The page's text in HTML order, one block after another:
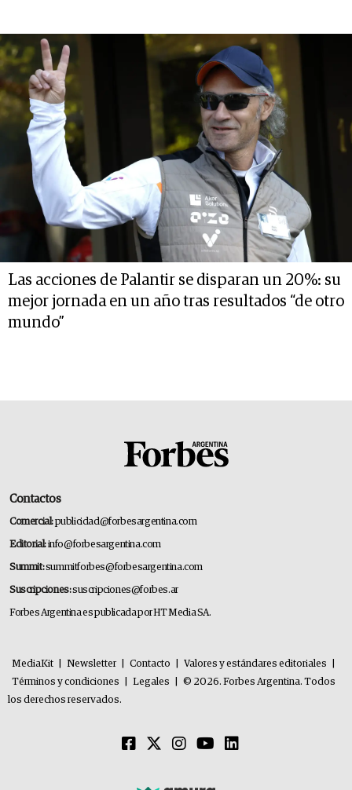
Las acciones de Palantir se disparan un 20%: su
mejor jornada en un año tras resultados “de otro
mundo”
Contactos
Comercial:publicidad@forbesargentina.com
Editorial:info@forbesargentina.com
Summit:summitforbes@forbesargentina.com
Suscripciones:suscripciones@forbes.ar
Forbes Argentina es publicada por HT Media SA.
MediaKit Newsletter Contacto Valores y estándares editoriales
Términos y condiciones
Legales
© 2026. Forbes Argentina. Todos
los derechos reservados.